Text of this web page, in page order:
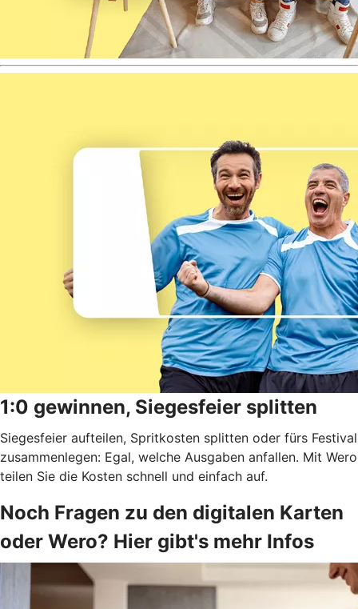
1:0 gewinnen, Siegesfeier splitten
Siegesfeier aufteilen, Spritkosten splitten oder fürs Festival
zusammenlegen: Egal, welche Ausgaben anfallen. Mit Wero
teilen Sie die Kosten schnell und einfach auf.
Noch Fragen zu den digitalen Karten
oder Wero? Hier gibt's mehr Infos